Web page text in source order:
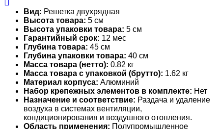
Вид: Решетка двухрядная
Высота товара: 5 см
Высота упаковки товара: 5 см
Гарантийный срок: 12 мес
Глубина товара: 45 см
Глубина упаковки товара: 40 см
Масса товара (нетто): 0.82 кг
Масса товара с упаковкой (брутто): 1.62 кг
Материал корпуса: Алюминий
Набор крепежных элементов в комплекте: Нет
Назначение и соответствие: Раздача и удаление
воздуха в системах вентиляции,
кондиционирования и воздушного отопления.
Область применения: Полупромышленное